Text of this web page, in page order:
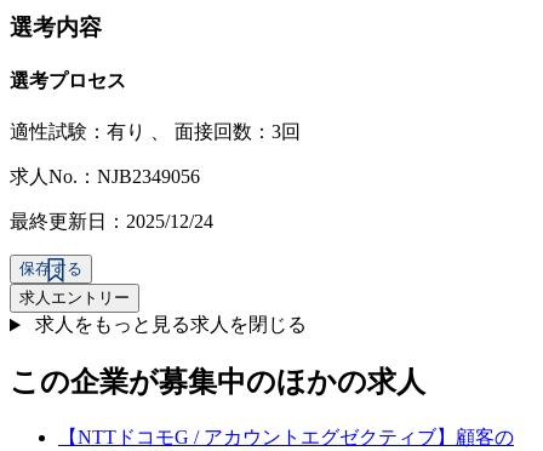
選考内容
選考プロセス
適性試験： 有り 、 面接回数：3回
求人No.：NJB2349056
最終更新日：2025/12/24
保存する
求人エントリー
求人をもっと見る求人を閉じる
この企業が募集中のほかの求人
【NTTドコモG / アカウントエグゼクティブ】顧客の